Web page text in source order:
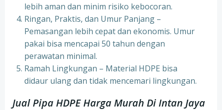
lebih aman dan minim risiko kebocoran.
Ringan, Praktis, dan Umur Panjang –
Pemasangan lebih cepat dan ekonomis. Umur
pakai bisa mencapai 50 tahun dengan
perawatan minimal.
Ramah Lingkungan – Material HDPE bisa
didaur ulang dan tidak mencemari lingkungan.
Jual Pipa HDPE Harga Murah Di Intan Jaya